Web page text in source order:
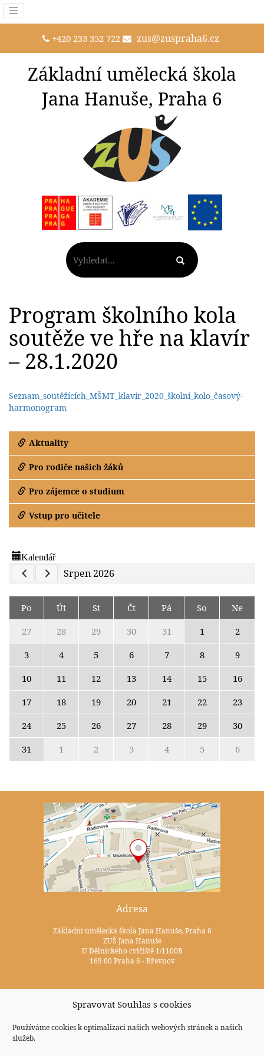
Spravovat Souhlas s cookies
Používáme cookies k optimalizaci našich webových stránek a našich
služeb.
+420 233 352 722 zus@zuspraha6.cz
Základní umělecká škola
Jana Hanuše, Praha 6
Aktuality
Pro rodiče našich žáků
Pro zájemce o studium
Vstup pro učitele
Kalendář
Previous Calendar
Next Calendar
Srpen 2026
Po Út St Čt Pá So
Ne
27
28 29 30 31 1
2
3
4 5 6 7 8
9
10
11 12 13 14 15
16
17
18 19 20 21 22
23
24
25 26 27 28 29
30
31
1 2 3 4 5 6
Program školního kola
soutěže ve hře na klavír
– 28.1.2020
Seznam_soutěžících_MŠMT_klavír_2020_školní_kolo_časový-
harmonogram
Adresa
Základní umělecká škola Jana Hanuše, Praha 6
ZUŠ Jana Hanuše
U Dělnického cvičiště 1/1100B
169 00 Praha 6 - Břevnov